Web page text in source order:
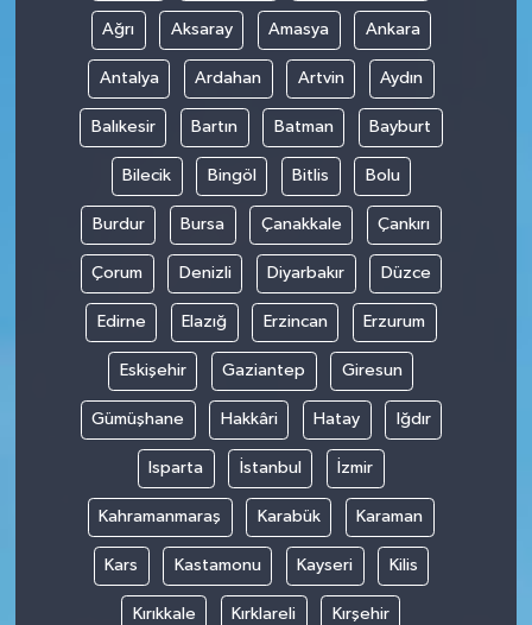
Ağrı Aksaray Amasya Ankara
Antalya Ardahan Artvin Aydın
Balıkesir Bartın Batman Bayburt
Bilecik Bingöl Bitlis Bolu
Burdur Bursa Çanakkale Çankırı
Çorum Denizli Diyarbakır Düzce
Edirne Elazığ Erzincan Erzurum
Eskişehir Gaziantep Giresun
Gümüşhane Hakkâri Hatay Iğdır
Isparta İstanbul İzmir
Kahramanmaraş Karabük Karaman
Kars Kastamonu Kayseri Kilis
Kırıkkale Kırklareli Kırşehir